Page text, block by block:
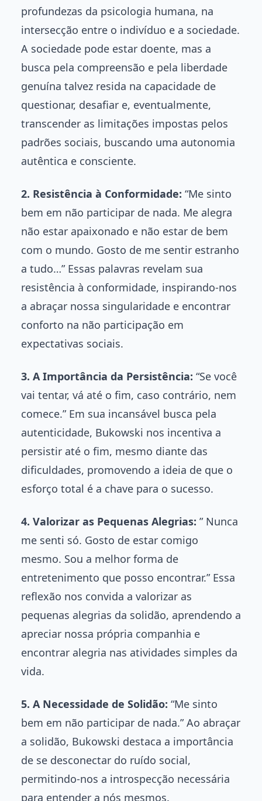
profundezas da psicologia humana, na
intersecção entre o indivíduo e a sociedade.
A sociedade pode estar doente, mas a
busca pela compreensão e pela liberdade
genuína talvez resida na capacidade de
questionar, desafiar e, eventualmente,
transcender as limitações impostas pelos
padrões sociais, buscando uma autonomia
autêntica e consciente.
2. Resistência à Conformidade: “Me sinto
bem em não participar de nada. Me alegra
não estar apaixonado e não estar de bem
com o mundo. Gosto de me sentir estranho
a tudo…” Essas palavras revelam sua
resistência à conformidade, inspirando-nos
a abraçar nossa singularidade e encontrar
conforto na não participação em
expectativas sociais.
3. A Importância da Persistência: “Se você
vai tentar, vá até o fim, caso contrário, nem
comece.” Em sua incansável busca pela
autenticidade, Bukowski nos incentiva a
persistir até o fim, mesmo diante das
dificuldades, promovendo a ideia de que o
esforço total é a chave para o sucesso.
4. Valorizar as Pequenas Alegrias: ” Nunca
me senti só. Gosto de estar comigo
mesmo. Sou a melhor forma de
entretenimento que posso encontrar.” Essa
reflexão nos convida a valorizar as
pequenas alegrias da solidão, aprendendo a
apreciar nossa própria companhia e
encontrar alegria nas atividades simples da
vida.
5. A Necessidade de Solidão: “Me sinto
bem em não participar de nada.” Ao abraçar
a solidão, Bukowski destaca a importância
de se desconectar do ruído social,
permitindo-nos a introspecção necessária
para entender a nós mesmos.